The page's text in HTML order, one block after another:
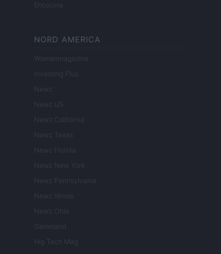
Encocina
NORD AMERICA
Womanmagazine
Investing Plus
Newz
Newz US
Newz California
Newz Texas
Newz Florida
Newz New York
Newz Pennsylvania
Newz Illinois
Newz Ohio
Gameland
Hig Tech Mag